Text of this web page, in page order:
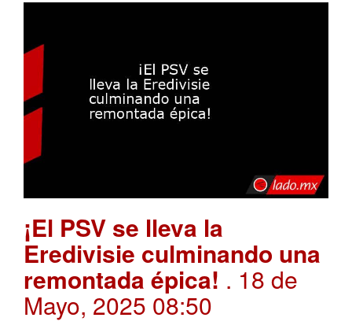
¡El PSV se lleva la
Eredivisie culminando una
remontada épica! . 18 de
Mayo, 2025 08:50